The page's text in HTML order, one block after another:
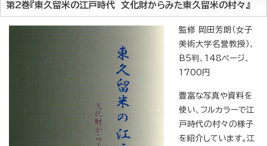
第2巻『東久留米の江戸時代 文化財からみた東久留米の村々』
監修 岡田芳朗（女子
美術大学名誉教授）、
B5判、148ページ、
1700円
豊富な写真や資料を
使い、フルカラーで江
戸時代の村々の様子
を紹介しています。江